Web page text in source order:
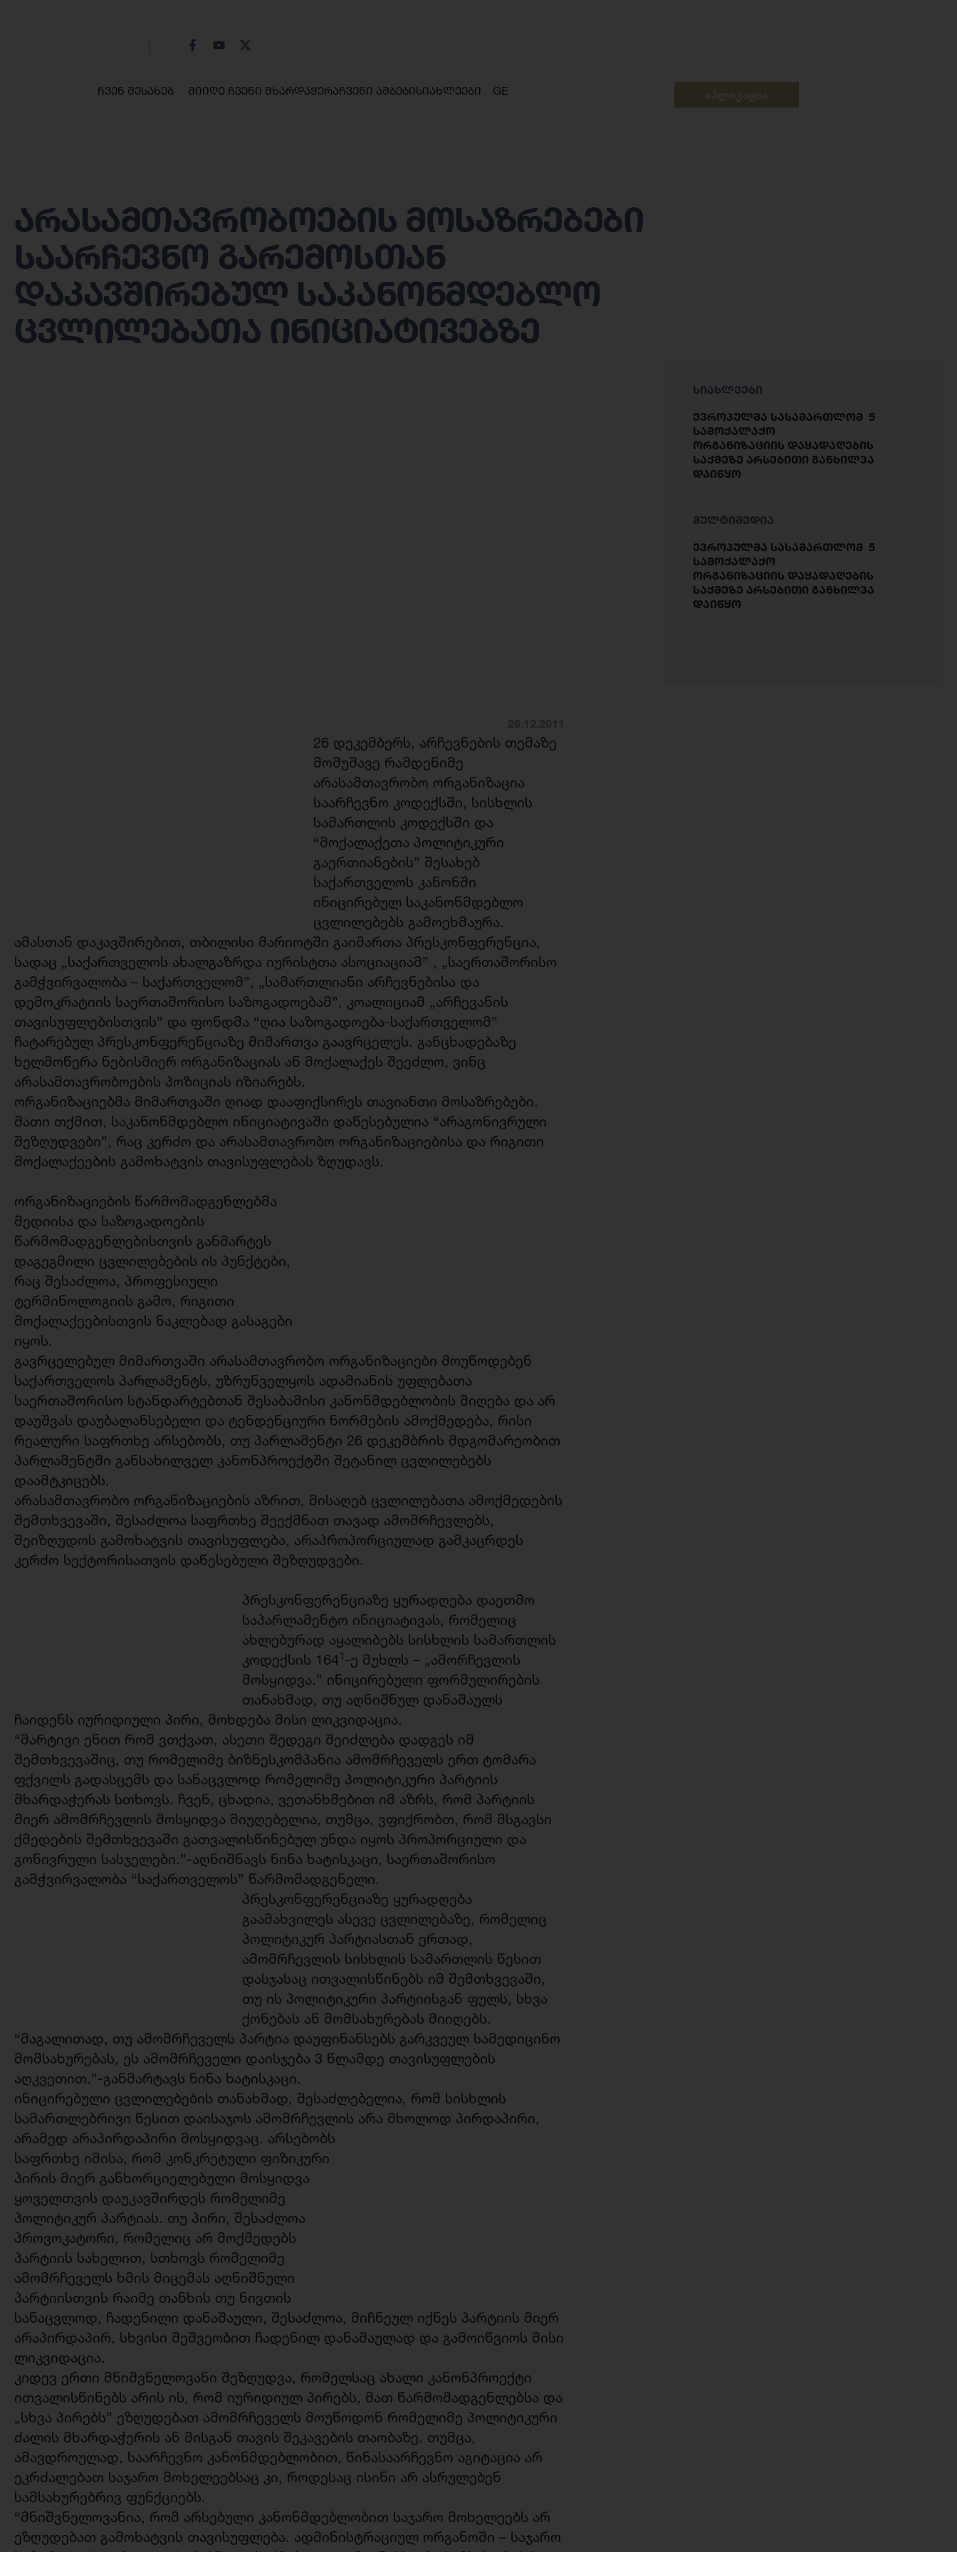
ჩვენ შესახებ მიიღე ჩვენი მხარდაჭერაჩვენი ამბებისიახლეები GE
არასამთავრობოების მოსაზრებები
საარჩევნო გარემოსთან
დაკავშირებულ საკანონმდებლო
ცვლილებათა ინიციატივებზე
26 დეკემბერს, არჩევნების თემაზე
მომუშავე რამდენიმე
არასამთავრობო ორგანიზაცია
საარჩევნო კოდექსში, სისხლის
სამართლის კოდექსში და
“მოქალაქეთა პოლიტიკური
გაერთიანების” შესახებ
საქართველოს კანონში
ინიცირებულ საკანონმდებლო
ცვლილებებს გამოეხმაურა.
ამასთან დაკავშირებით, თბილისი მარიოტში გაიმართა პრესკონფერენცია,
სადაც „საქართველოს ახალგაზრდა იურისტთა ასოციაციამ” , „საერთაშორისო
გამჭვირვალობა – საქართველომ”, „სამართლიანი არჩევნებისა და
დემოკრატიის საერთაშორისო საზოგადოებამ”, კოალიციამ „არჩევანის
თავისუფლებისთვის” და ფონდმა “ღია საზოგადოება-საქართველომ”
ჩატარებულ პრესკონფერენციაზე მიმართვა გაავრცელეს. განცხადებაზე
ხელმოწერა ნებისმიერ ორგანიზაციას ან მოქალაქეს შეეძლო, ვინც
არასამთავრობოების პოზიციას იზიარებს.
ორგანიზაციებმა მიმართვაში ღიად დააფიქსირეს თავიანთი მოსაზრებები.
მათი თქმით, საკანონმდებლო ინიციატივაში დაწესებულია “არაგონივრული
შეზღუდვები”, რაც კერძო და არასამთავრობო ორგანიზაციებისა და რიგითი
მოქალაქეების გამოხატვის თავისუფლებას ზღუდავს.
ორგანიზაციების წარმომადგენლებმა
მედიისა და საზოგადოების
წარმომადგენლებისთვის განმარტეს
დაგეგმილი ცვლილებების ის პუნქტები,
რაც შესაძლოა, პროფესიული
ტერმინოლოგიის გამო, რიგითი
მოქალაქეებისთვის ნაკლებად გასაგები
იყოს.
გავრცელებულ მიმართვაში არასამთავრობო ორგანიზაციები მოუწოდებენ
საქართველოს პარლამენტს, უზრუნველყოს ადამიანის უფლებათა
საერთაშორისო სტანდარტებთან შესაბამისი კანონმდებლობის მიღება და არ
დაუშვას დაუბალანსებელი და ტენდენციური ნორმების ამოქმედება, რისი
რეალური საფრთხე არსებობს, თუ პარლამენტი 26 დეკემბრის მდგომარეობით
პარლამენტში განსახილველ კანონპროექტში შეტანილ ცვლილებებს
დაამტკიცებს.
არასამთავრობო ორგანიზაციების აზრით, მისაღებ ცვლილებათა ამოქმედების
შემთხვევაში, შესაძლოა საფრთხე შეექმნათ თავად ამომრჩევლებს,
შეიზღუდოს გამოხატვის თავისუფლება, არაპროპორციულად გამკაცრდეს
კერძო სექტორისათვის დაწესებული შეზღუდვები.
პრესკონფერენციაზე ყურადღება დაეთმო
საპარლამენტო ინიციატივას, რომელიც
ახლებურად აყალიბებს სისხლის სამართლის
კოდექსის 1641 -ე მუხლს – „ამორჩევლის
მოსყიდვა.” ინიცირებული ფორმულირების
თანახმად, თუ აღნიშნულ დანაშაულს
ჩაიდენს იურიდიული პირი, მოხდება მისი ლიკვიდაცია.
“მარტივი ენით რომ ვთქვათ, ასეთი შედეგი შეიძლება დადგეს იმ
შემთხვევაშიც, თუ რომელიმე ბიზნესკომპანია ამომრჩეველს ერთ ტომარა
ფქვილს გადასცემს და სანაცვლოდ რომელიმე პოლიტიკური პარტიის
მხარდაჭერას სთხოვს. ჩვენ, ცხადია, ვეთანხმებით იმ აზრს, რომ პარტიის
მიერ ამომრჩევლის მოსყიდვა მიუღებელია, თუმცა, ვფიქრობთ, რომ მსგავსი
ქმედების შემთხვევაში გათვალისწინებულ უნდა იყოს პროპორციული და
გონივრული სასჯელები.”-აღნიშნავს ნინა ხატისკაცი, საერთაშორისო
გამჭვირვალობა “საქართველოს” წარმომადგენელი.
პრესკონფერენციაზე ყურადღება
გაამახვილეს ასევე ცვლილებაზე, რომელიც
პოლიტიკურ პარტიასთან ერთად,
ამომრჩევლის სისხლის სამართლის წესით
დასჯასაც ითვალისწინებს იმ შემთხვევაში,
თუ ის პოლიტიკური პარტიისგან ფულს, სხვა
ქონებას ან მომსახურებას მიიღებს.
“მაგალითად, თუ ამომრჩეველს პარტია დაუფინანსებს გარკვეულ სამედიცინო
მომსახურებას, ეს ამომრჩეველი დაისჯება 3 წლამდე თავისუფლების
აღკვეთით.”-განმარტავს ნინა ხატისკაცი.
ინიცირებული ცვლილებების თანახმად, შესაძლებელია, რომ სისხლის
სამართლებრივი წესით დაისაჯოს ამომრჩევლის არა მხოლოდ პირდაპირი,
არამედ არაპირდაპირი მოსყიდვაც. არსებობს
საფრთხე იმისა, რომ კონკრეტული ფიზიკური
პირის მიერ განხორციელებული მოსყიდვა
ყოველთვის დაუკავშირდეს რომელიმე
პოლიტიკურ პარტიას. თუ პირი, შესაძლოა
პროვოკატორი, რომელიც არ მოქმედებს
პარტიის სახელით, სთხოვს რომელიმე
ამომრჩეველს ხმის მიცემას აღნიშნული
პარტიისთვის რაიმე თანხის თუ ნივთის
სანაცვლოდ, ჩადენილი დანაშაული, შესაძლოა, მიჩნეულ იქნეს პარტიის მიერ
არაპირდაპირ, სხვისი მეშვეობით ჩადენილ დანაშაულად და გამოიწვიოს მისი
ლიკვიდაცია.
კიდევ ერთი მნიშვნელოვანი შეზღუდვა, რომელსაც ახალი კანონპროექტი
ითვალისწინებს არის ის, რომ იურიდიულ პირებს, მათ წარმომადგენლებსა და
„სხვა პირებს” ეზღუდებათ ამომრჩეველს მოუწოდონ რომელიმე პოლიტიკური
ძალის მხარდაჭერის ან მისგან თავის შეკავების თაობაზე. თუმცა,
ამავდროულად, საარჩევნო კანონმდებლობით, წინასაარჩევნო აგიტაცია არ
ეკრძალებათ საჯარო მოხელეებსაც კი, როდესაც ისინი არ ასრულებენ
სამსახურებრივ ფუნქციებს.
“მნიშვნელოვანია, რომ არსებული კანონმდებლობით საჯარო მოხელეებს არ
ეზღუდებათ გამოხატვის თავისუფლება. ადმინისტრაციულ ორგანოში – საჯარო
სიახლეები
ევროპულმა სასამართლომ 5
სამოქალაქო
ორგანიზაციის დაყადაღების
საქმეზე არსებითი განხილვა
დაიწყო
მულტიმედია
ევროპულმა სასამართლომ 5
სამოქალაქო
ორგანიზაციის დაყადაღების
საქმეზე არსებითი განხილვა
დაიწყო